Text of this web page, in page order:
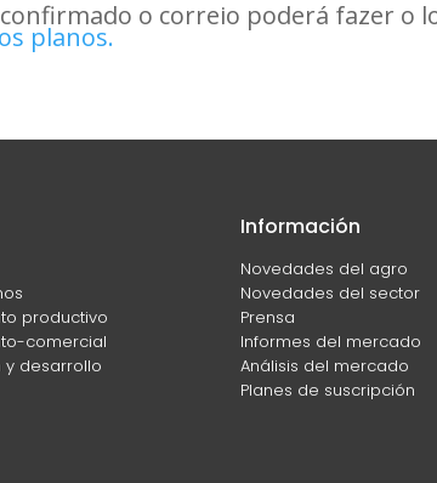
o correio poderá fazer o
planos.
productivo
comercial
y desarrollo
Información
Novedades del agro
Novedades del sector
Prensa
Informes del mercado
Análisis del mercado
Planes de suscripción